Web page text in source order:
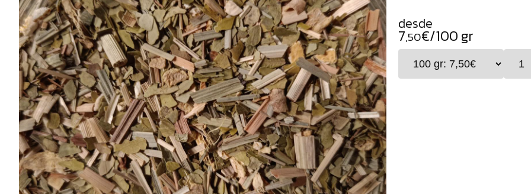
Tienda
Chocolates
especiales
Especias
Tés
Cafés
General
desde
7,50€/100 gr